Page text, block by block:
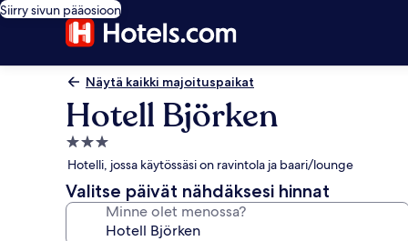
Siirry sivun pääosioon
Näytä kaikki majoituspaikat
Hotell Björken
3.0
tähden
majoituspaikka
Hotelli, jossa käytössäsi on ravintola ja baari/lounge
Valitse päivät nähdäksesi hinnat
Minne olet menossa?